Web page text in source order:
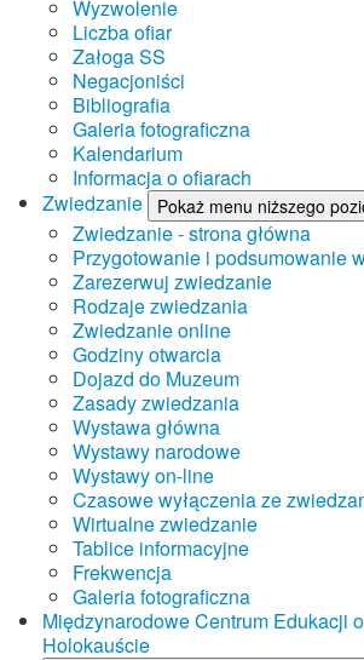
Wyzwolenie
Liczba ofiar
Załoga SS
Negacjoniści
Bibliografia
Galeria fotograficzna
Kalendarium
Informacja o ofiarach
Zwiedzanie
Pokaż menu niższego
Zwiedzanie - strona główna
Przygotowanie i podsumowanie
Zarezerwuj zwiedzanie
Rodzaje zwiedzania
Zwiedzanie online
Godziny otwarcia
Dojazd do Muzeum
Zasady zwiedzania
Wystawa główna
Wystawy narodowe
Wystawy on-line
Czasowe wyłączenia ze
Wirtualne zwiedzanie
Tablice informacyjne
Frekwencja
Galeria fotograficzna
Międzynarodowe Centrum Edukacji
Holokauście